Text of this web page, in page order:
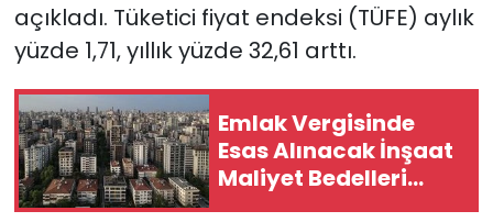
açıkladı. Tüketici fiyat endeksi (TÜFE) aylık
yüzde 1,71, yıllık yüzde 32,61 arttı.
Emlak Vergisinde
Esas Alınacak İnşaat
Maliyet Bedelleri
Belirlendi